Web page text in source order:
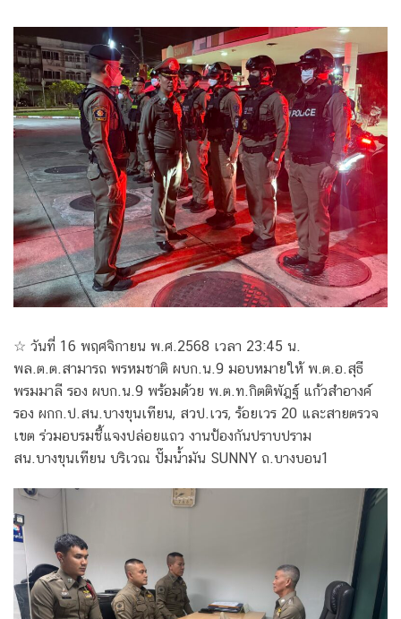
☆ วันที่ 16 พฤศจิกายน พ.ศ.2568 เวลา 23:45 น.
พล.ต.ต.สามารถ พรหมชาติ ผบก.น.9 มอบหมายให้ พ.ต.อ.สุธี
พรมมาลี รอง ผบก.น.9 พร้อมด้วย พ.ต.ท.กิตติพัฎฐ์ แก้วสำอางค์
รอง ผกก.ป.สน.บางขุนเทียน, สวป.เวร, ร้อยเวร 20 และสายตรวจ
เขต ร่วมอบรมชี้แจงปล่อยแถว งานป้องกันปราบปราม
สน.บางขุนเทียน บริเวณ ปั๊มน้ำมัน SUNNY ถ.บางบอน1